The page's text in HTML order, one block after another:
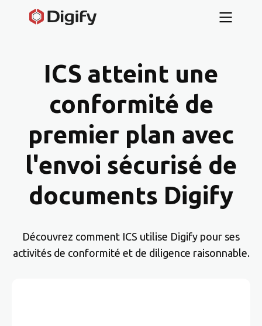
ICS atteint une
conformité de
premier plan avec
l'envoi sécurisé de
documents Digify
Découvrez comment ICS utilise Digify pour ses
activités de conformité et de diligence raisonnable.